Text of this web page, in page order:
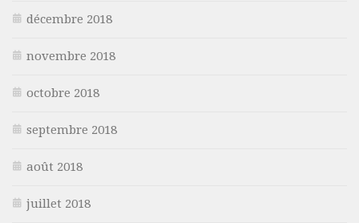
décembre 2018
novembre 2018
octobre 2018
septembre 2018
août 2018
juillet 2018